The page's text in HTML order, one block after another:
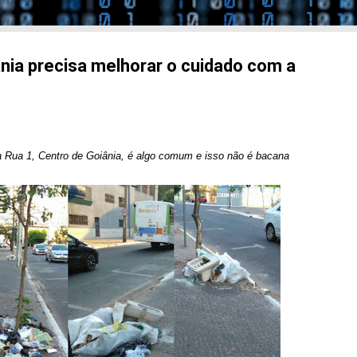
precisa melhorar o cuidado com a
1, Centro de Goiânia, é algo comum e isso não é bacana